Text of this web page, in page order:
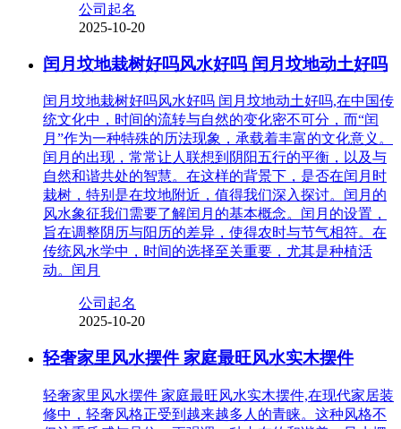
公司起名
2025-10-20
闰月坟地栽树好吗风水好吗 闰月坟地动土好吗
闰月坟地栽树好吗风水好吗 闰月坟地动土好吗,在中国传
统文化中，时间的流转与自然的变化密不可分，而“闰
月”作为一种特殊的历法现象，承载着丰富的文化意义。
闰月的出现，常常让人联想到阴阳五行的平衡，以及与
自然和谐共处的智慧。在这样的背景下，是否在闰月时
栽树，特别是在坟地附近，值得我们深入探讨。闰月的
风水象征我们需要了解闰月的基本概念。闰月的设置，
旨在调整阴历与阳历的差异，使得农时与节气相符。在
传统风水学中，时间的选择至关重要，尤其是种植活
动。闰月
公司起名
2025-10-20
轻奢家里风水摆件 家庭最旺风水实木摆件
轻奢家里风水摆件 家庭最旺风水实木摆件,在现代家居装
修中，轻奢风格正受到越来越多人的青睐。这种风格不